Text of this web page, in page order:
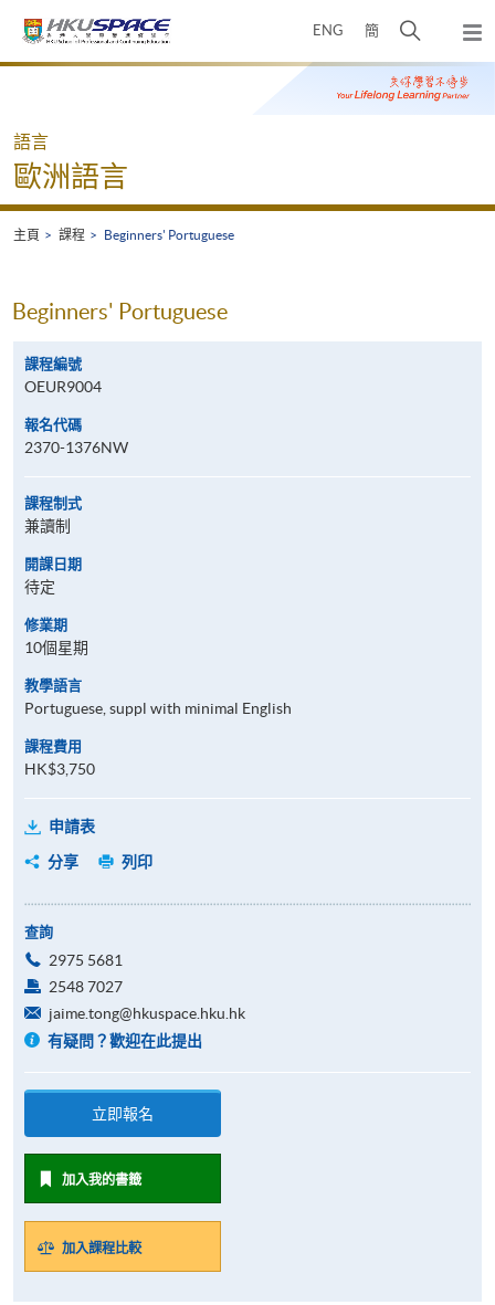
ENG 簡
開
搜
尋
彈
出
主
Main
語言
歐洲語言
主頁 課程 Beginners' Portuguese
Beginners' Portuguese
課程編號
OEUR9004
報名代碼
2370-1376NW
課程制式
兼讀制
開課日期
待定
修業期
10個星期
教學語言
Portuguese, suppl with minimal English
課程費用
HK$3,750
申請表
分享
列印
查詢
2975 5681
2548 7027
jaime.tong@hkuspace.hku.hk
有疑問？歡迎在此提出
立即報名
加入我的書籤
加入課程比較